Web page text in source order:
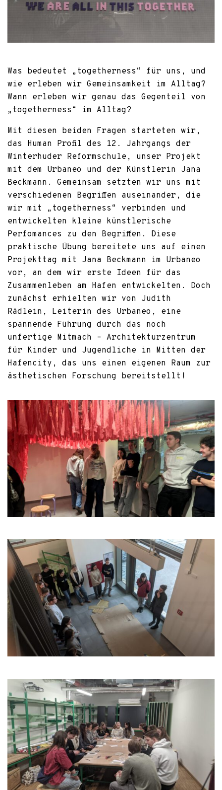
Was bedeutet „togetherness“ für uns, und
wie erleben wir Gemeinsamkeit im Alltag?
Wann erleben wir genau das Gegenteil von
„togetherness“ im Alltag?
Mit diesen beiden Fragen starteten wir,
das Human Profil des 12. Jahrgangs der
Winterhuder Reformschule, unser Projekt
mit dem Urbaneo und der Künstlerin Jana
Beckmann. Gemeinsam setzten wir uns mit
verschiedenen Begriffen auseinander, die
wir mit „togetherness“ verbinden und
entwickelten kleine künstlerische
Perfomances zu den Begriffen. Diese
praktische Übung bereitete uns auf einen
Projekttag mit Jana Beckmann im Urbaneo
vor, an dem wir erste Ideen für das
Zusammenleben am Hafen entwickelten. Doch
zunächst erhielten wir von Judith
Rädlein, Leiterin des Urbaneo, eine
spannende Führung durch das noch
unfertige Mitmach – Architekturzentrum
für Kinder und Jugendliche in Mitten der
Hafencity, das uns einen eigenen Raum zur
ästhetischen Forschung bereitstellt!